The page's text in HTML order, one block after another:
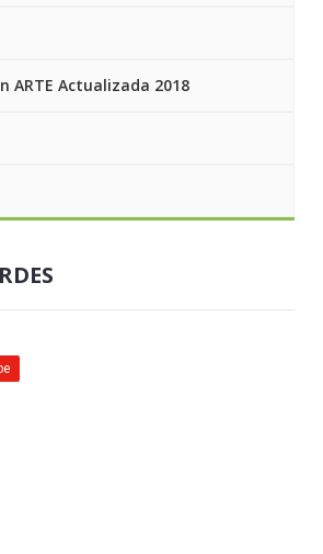
ARTE Actualizada 2018